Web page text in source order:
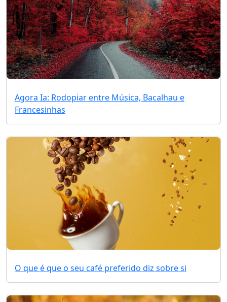
Agora Ia: Rodopiar entre Música, Bacalhau e
Francesinhas
O que é que o seu café preferido diz sobre si